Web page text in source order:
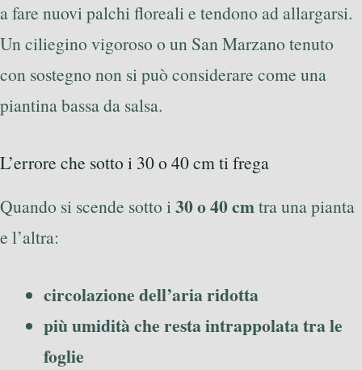
a fare nuovi palchi floreali e tendono ad allargarsi.
Un ciliegino vigoroso o un San Marzano tenuto
con sostegno non si può considerare come una
piantina bassa da salsa.
L’errore che sotto i 30 o 40 cm ti frega
Quando si scende sotto i30 o 40 cmtra una pianta
e l’altra:
circolazione dell’aria ridotta
più umidità che resta intrappolata tra le
foglie